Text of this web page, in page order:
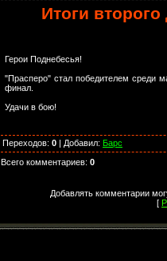
Итоги
Герои Поднебесья!
"Прасперо" стал победителем среди
финал.
Удачи в бою!
Переходов: 0 | Добавил: Барс
Всего комментариев: 0
Добавлять комментарии
[